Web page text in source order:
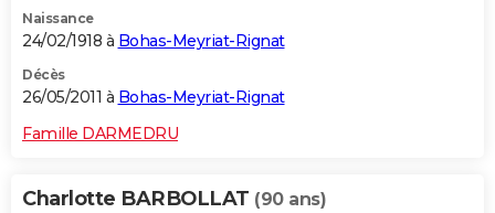
Naissance
24/02/1918 à Bohas-Meyriat-Rignat
Décès
26/05/2011 à Bohas-Meyriat-Rignat
Famille DARMEDRU
Charlotte BARBOLLAT (90 ans)